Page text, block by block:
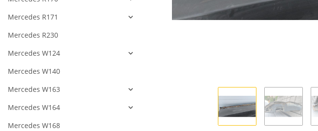
Mercedes R171
Mercedes R230
Mercedes W124
Mercedes W140
Mercedes W163
Mercedes W164
Mercedes W168